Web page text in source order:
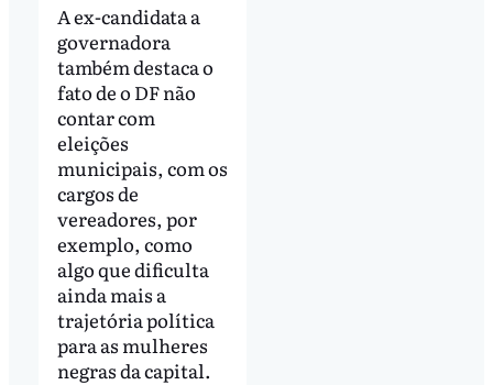
A ex-candidata a
governadora
também destaca o
fato de o DF não
contar com
eleições
municipais, com os
cargos de
vereadores, por
exemplo, como
algo que dificulta
ainda mais a
trajetória política
para as mulheres
negras da capital.